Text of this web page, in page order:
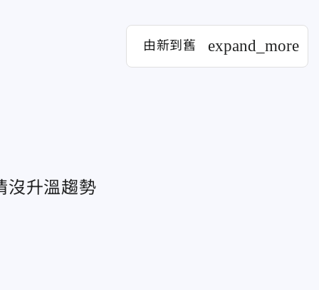
由新到舊 expand_more
沒升溫趨勢